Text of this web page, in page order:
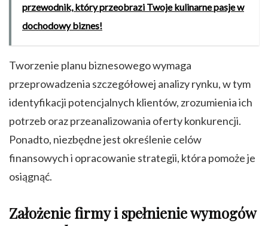
przewodnik, który przeobrazi Twoje kulinarne pasje w
dochodowy biznes!
Tworzenie planu biznesowego wymaga
przeprowadzenia szczegółowej analizy rynku, w tym
identyfikacji potencjalnych klientów, zrozumienia ich
potrzeb oraz przeanalizowania oferty konkurencji.
Ponadto, niezbędne jest określenie celów
finansowych i opracowanie strategii, która pomoże je
osiągnąć.
Założenie firmy i spełnienie wymogów